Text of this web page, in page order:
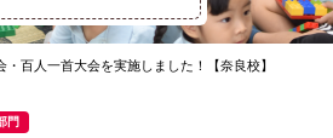
・百人一首大会を実施しました！【奈良校】
門